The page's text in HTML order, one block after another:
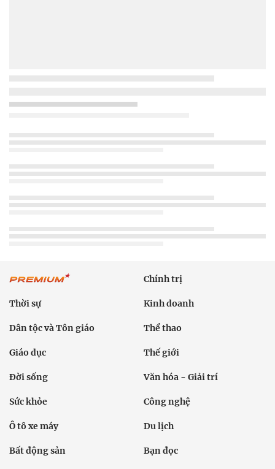
Chính trị
Thời sự Kinh doanh
Dân tộc và Tôn giáo Thể thao
Giáo dục Thế giới
Đời sống Văn hóa - Giải trí
Sức khỏe Công nghệ
Ô tô xe máy Du lịch
Bất động sản Bạn đọc